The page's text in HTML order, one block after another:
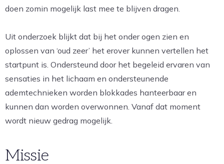
doen zomin mogelijk last mee te blijven dragen.
Uit onderzoek blijkt dat bij het onder ogen zien en
oplossen van ‘oud zeer’ het erover kunnen vertellen het
startpunt is. Ondersteund door het begeleid ervaren van
sensaties in het lichaam en ondersteunende
ademtechnieken worden blokkades hanteerbaar en
kunnen dan worden overwonnen. Vanaf dat moment
wordt nieuw gedrag mogelijk.
Missie